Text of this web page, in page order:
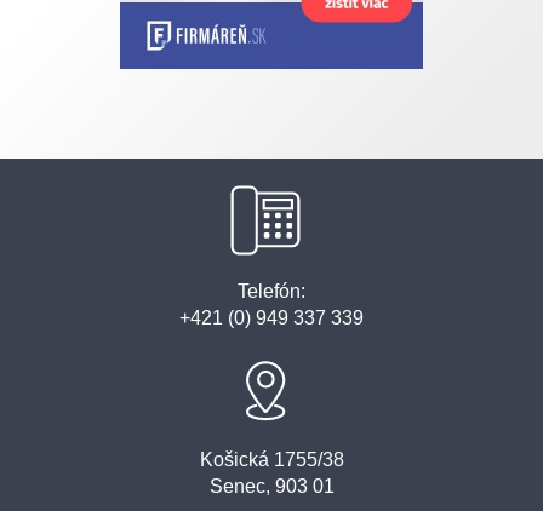
Telefón:
+421 (0) 949 337 339
Košická 1755/38
Senec, 903 01